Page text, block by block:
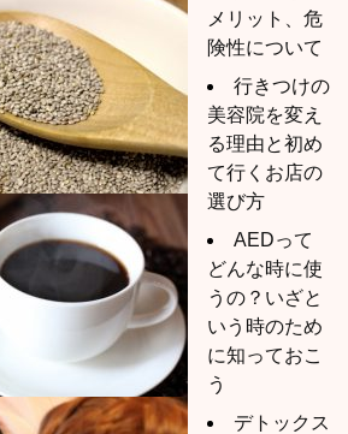
メリット、危
険性について
行きつけの
美容院を変え
る理由と初め
て行くお店の
選び方
AEDって
どんな時に使
うの？いざと
いう時のため
に知っておこ
う
デトックス